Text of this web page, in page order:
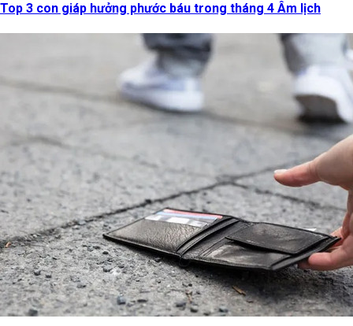
Top 3 con giáp hưởng phước báu trong tháng 4 Âm lịch